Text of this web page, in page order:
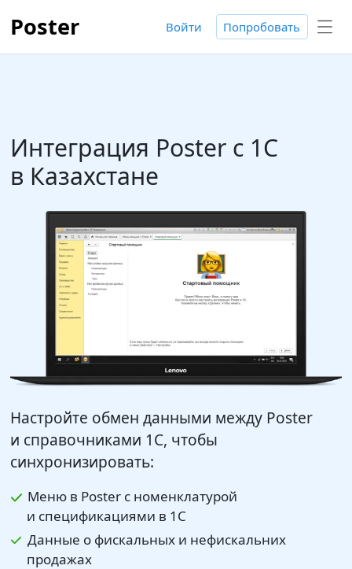
Poster Войти Попробовать
Интеграция Poster с 1С
в Казахстане
Настройте обмен данными между Poster
и справочниками 1С, чтобы
синхронизировать:
Меню в Poster с номенклатурой
и спецификациями в 1С
Данные о фискальных и нефискальних
продажах